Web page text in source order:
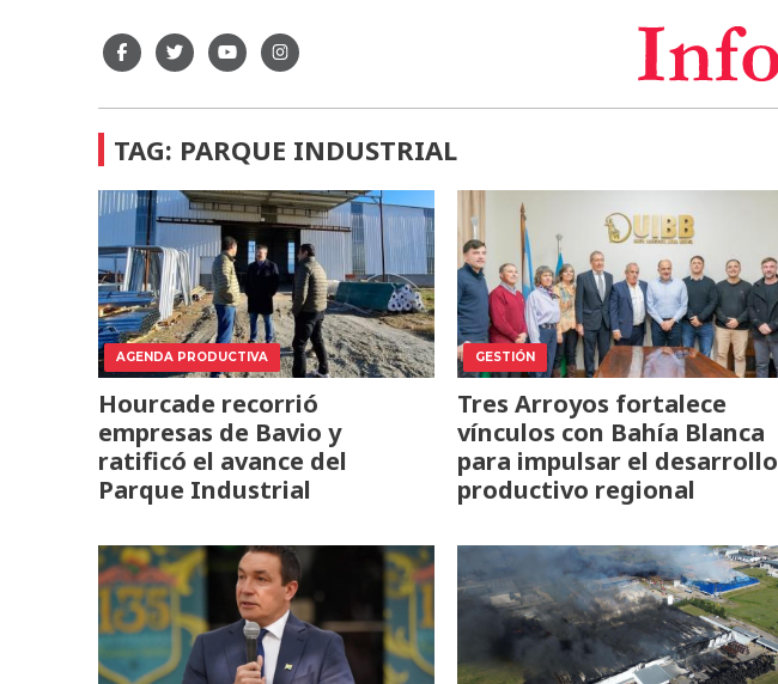
TAG: PARQUE INDUSTRIAL
AGENDA PRODUCTIVA
Hourcade recorrió
empresas de Bavio y
ratificó el avance del
Parque Industrial
GESTIÓN
Tres Arroyos fortalece
vínculos con Bahía Blanca
para impulsar el desarrollo
productivo regional